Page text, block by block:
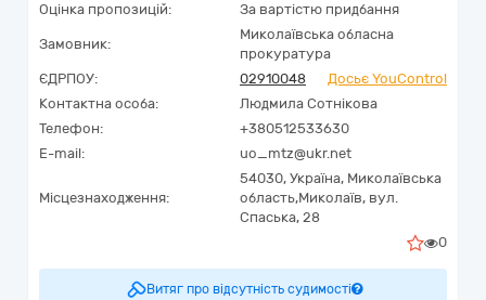
Оцінка пропозицій:
За вартістю придбання
Замовник:
Миколаївська обласна
прокуратура
ЄДРПОУ:
02910048
Досьє YouControl
Контактна особа:
Людмила Сотнікова
Телефон:
+380512533630
E-mail:
uo_mtz@ukr.net
Місцезнаходження:
54030, Україна, Миколаївська
область,Миколаїв, вул.
Спаська, 28
0
Витяг про відсутність судимості